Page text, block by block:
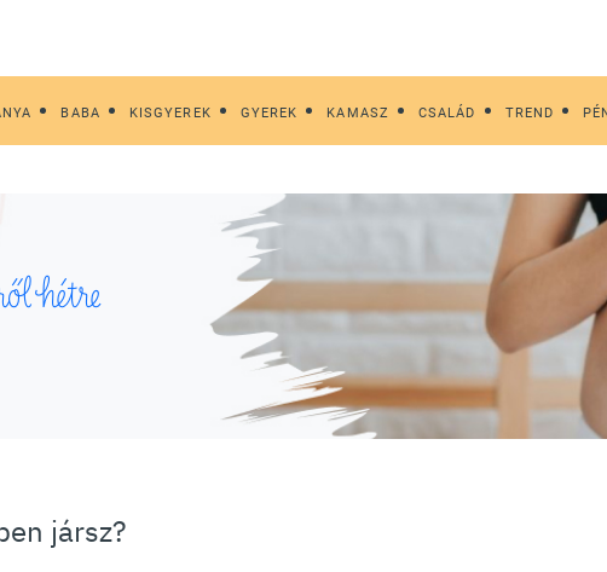
BABA KISGYEREK GYEREK KAMASZ CSALÁD TREND
hétre
jársz?